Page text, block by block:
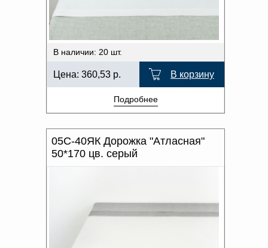
В наличии: 20 шт.
Цена: 360,53 р. В корзину
Подробнее
05С-40ЯК Дорожка "Атласная"
50*170 цв. серый